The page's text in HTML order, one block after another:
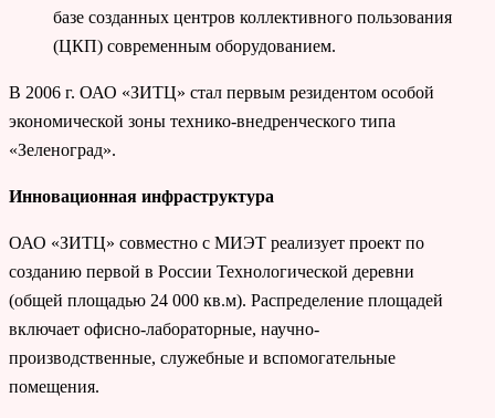
базе созданных центров коллективного пользования
(ЦКП) современным оборудованием.
В 2006 г. ОАО «ЗИТЦ» стал первым резидентом особой
экономической зоны технико-внедренческого типа
«Зеленоград».
Инновационная инфраструктура
ОАО «ЗИТЦ» совместно с МИЭТ реализует проект по
созданию первой в России Технологической деревни
(общей площадью 24 000 кв.м). Распределение площадей
включает офисно-лабораторные, научно-
производственные, служебные и вспомогательные
помещения.